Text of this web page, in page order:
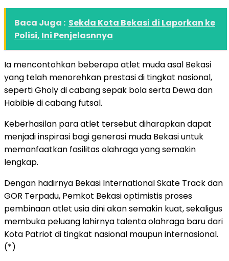
Baca Juga : Sekda Kota Bekasi di Laporkan ke
Polisi, Ini Penjelasnnya
Ia mencontohkan beberapa atlet muda asal Bekasi
yang telah menorehkan prestasi di tingkat nasional,
seperti Gholy di cabang sepak bola serta Dewa dan
Habibie di cabang futsal.
Keberhasilan para atlet tersebut diharapkan dapat
menjadi inspirasi bagi generasi muda Bekasi untuk
memanfaatkan fasilitas olahraga yang semakin
lengkap.
Dengan hadirnya Bekasi International Skate Track dan
GOR Terpadu, Pemkot Bekasi optimistis proses
pembinaan atlet usia dini akan semakin kuat, sekaligus
membuka peluang lahirnya talenta olahraga baru dari
Kota Patriot di tingkat nasional maupun internasional.
(*)